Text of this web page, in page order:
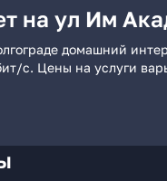
на ул Им
домашний
с. Цены на услуги